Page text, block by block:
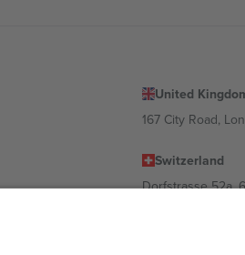
United
167 City Road,
Switzerland
Dorfstrasse 52a,